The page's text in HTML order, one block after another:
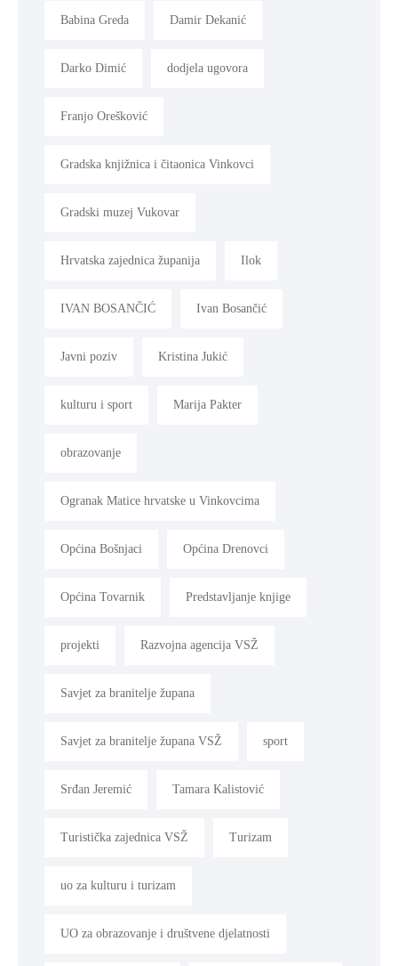
Babina Greda Damir Dekanić
Darko Dimić dodjela ugovora
Franjo Orešković
Gradska knjižnica i čitaonica Vinkovci
Gradski muzej Vukovar
Hrvatska zajednica županija Ilok
IVAN BOSANČIĆ Ivan Bosančić
Javni poziv Kristina Jukić
kulturu i sport Marija Pakter
obrazovanje
Ogranak Matice hrvatske u Vinkovcima
Općina Bošnjaci Općina Drenovci
Općina Tovarnik Predstavljanje knjige
projekti Razvojna agencija VSŽ
Savjet za branitelje župana
Savjet za branitelje župana VSŽ sport
Srđan Jeremić Tamara Kalistović
Turistička zajednica VSŽ Turizam
uo za kulturu i turizam
UO za obrazovanje i društvene djelatnosti